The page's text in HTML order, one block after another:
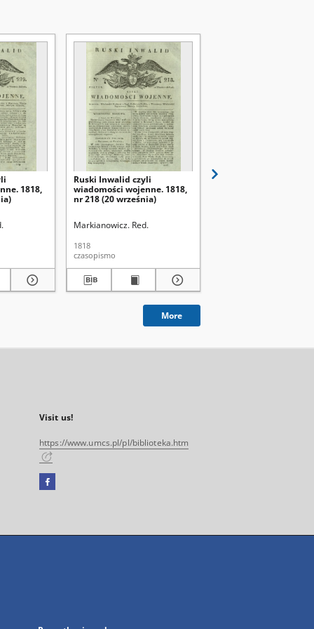
1818,
Ruski Inwalid czyli
wiadomości wojenne. 1818,
nr 218 (20 września)
Markianowicz. Red.
1818
czasopismo
More
Visit us!
https://www.umcs.pl/pl/biblioteka.htm
Facebook
open